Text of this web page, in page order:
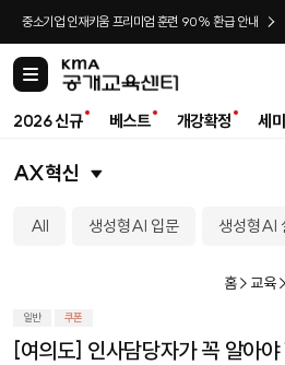
중소기업 인재키움 프리미엄 훈련 90% 환급 안내
카
고
2026 신규 베스트 개강확정 세
AX혁신
All 생성형AI 입문 생성형AI
홈 > 교육
일반 쿠폰
[여의도] 인사담당자가 꼭 알아야